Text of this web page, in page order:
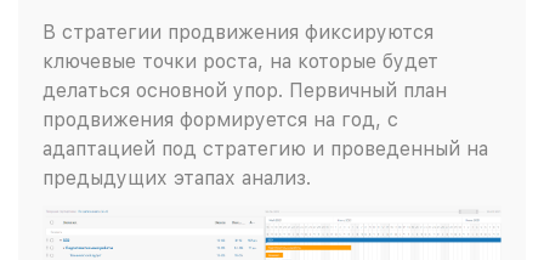
В стратегии продвижения фиксируются
ключевые точки роста, на которые будет
делаться основной упор. Первичный план
продвижения формируется на год, с
адаптацией под стратегию и проведенный на
предыдущих этапах анализ.